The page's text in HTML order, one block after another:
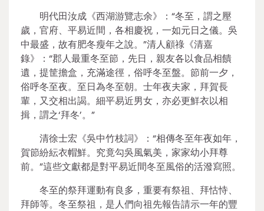
明代田汝成《西湖游覽志余》：“冬至，謂之壓
歲，官府、平易近間，各相慶祝，一如元日之儀。吳
中最盛，故有肥冬瘦年之說。”清人顧祿《清嘉
錄》：“郡人最重冬至節，先日，親友各以食品相饋
遺，提筐擔盒，充滿途徑，俗呼冬至盤。節前一夕，
俗呼冬至夜。至日為冬至朝。士年夜夫家，拜賀長
輩，又交相出謁。細平易近男女，亦必更鮮衣以相
揖，謂之‘拜冬’。”
清徐士宏《吳中竹枝詞》：“相傳冬至年夜如年，
賀節紛紜衣帽鮮。究竟勾吳風氣美，家家幼小拜尊
前。”這些文獻都是對平易近間冬至風俗的活潑寫照。
冬至的祭拜運動有良多，重要有祭祖、拜怙恃、
拜師等。冬至祭祖，是人們向祖先報告請示一年的豐